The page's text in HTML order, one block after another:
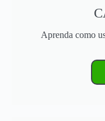
Aprenda como